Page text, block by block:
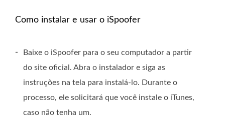
Como instalar e usar o iSpoofer
-
Baixe o iSpoofer para o seu computador a partir
do site oficial. Abra o instalador e siga as
instruções na tela para instalá-lo. Durante o
processo, ele solicitará que você instale o iTunes,
caso não tenha um.